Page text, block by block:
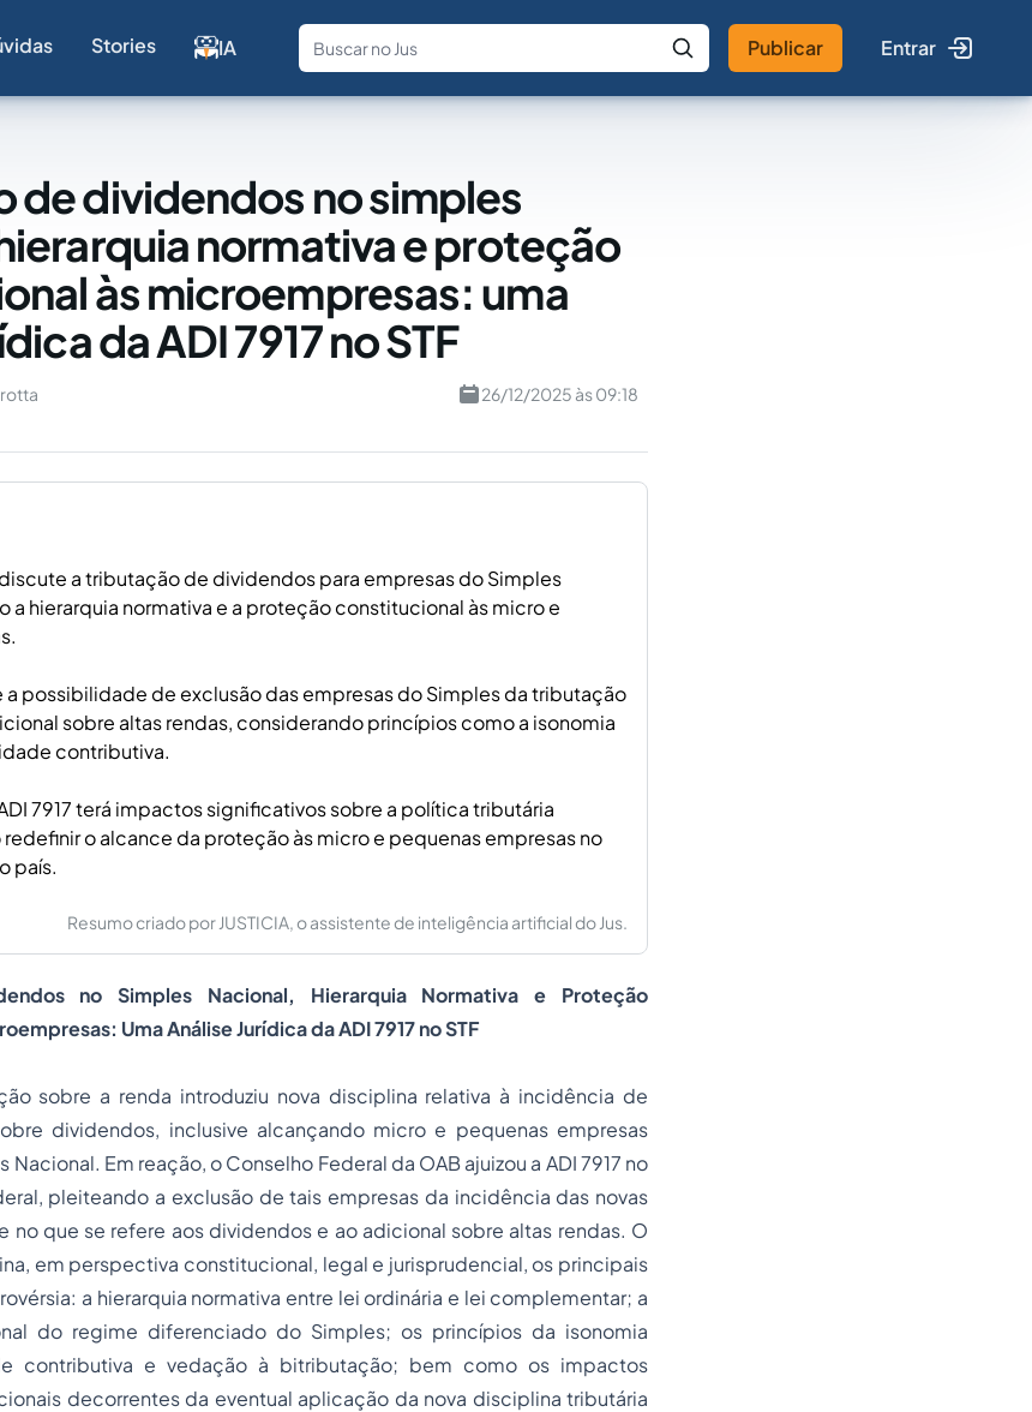
Stories IA
Fale com a IA Buscar no Jus
Publicar Entrar
de dividendos no simples
normativa e proteção
às microempresas: uma
da ADI 7917 no STF
26/12/2025 às 09:18
discute a tributação de dividendos para empresas do Simples
a hierarquia normativa e a proteção constitucional às micro e
a possibilidade de exclusão das empresas do Simples da tributação
sobre altas rendas, considerando princípios como a isonomia
contributiva.
7917 terá impactos significativos sobre a política tributária
o alcance da proteção às micro e pequenas empresas no
país.
Resumo criado por JUSTICIA, o assistente de inteligência artificial do Jus.
no Simples Nacional, Hierarquia Normativa e Proteção
Uma Análise Jurídica da ADI 7917 no STF
sobre a renda introduziu nova disciplina relativa à incidência de
dividendos, inclusive alcançando micro e pequenas empresas
Em reação, o Conselho Federal da OAB ajuizou a ADI 7917 no
pleiteando a exclusão de tais empresas da incidência das novas
no que se refere aos dividendos e ao adicional sobre altas rendas. O
em perspectiva constitucional, legal e jurisprudencial, os principais
a hierarquia normativa entre lei ordinária e lei complementar; a
do regime diferenciado do Simples; os princípios da isonomia
contributiva e vedação à bitributação; bem como os impactos
decorrentes da eventual aplicação da nova disciplina tributária